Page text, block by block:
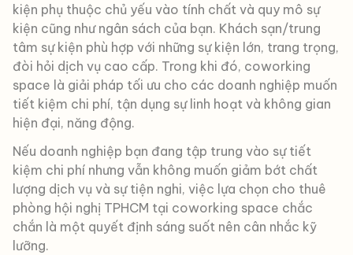
kiện phụ thuộc chủ yếu vào tính chất và quy mô sự
kiện cũng như ngân sách của bạn. Khách sạn/trung
tâm sự kiện phù hợp với những sự kiện lớn, trang trọng,
đòi hỏi dịch vụ cao cấp. Trong khi đó, coworking
space là giải pháp tối ưu cho các doanh nghiệp muốn
tiết kiệm chi phí, tận dụng sự linh hoạt và không gian
hiện đại, năng động.
Nếu doanh nghiệp bạn đang tập trung vào sự tiết
kiệm chi phí nhưng vẫn không muốn giảm bớt chất
lượng dịch vụ và sự tiện nghi, việc lựa chọn cho thuê
phòng hội nghị TPHCM tại coworking space chắc
chắn là một quyết định sáng suốt nên cân nhắc kỹ
lưỡng.